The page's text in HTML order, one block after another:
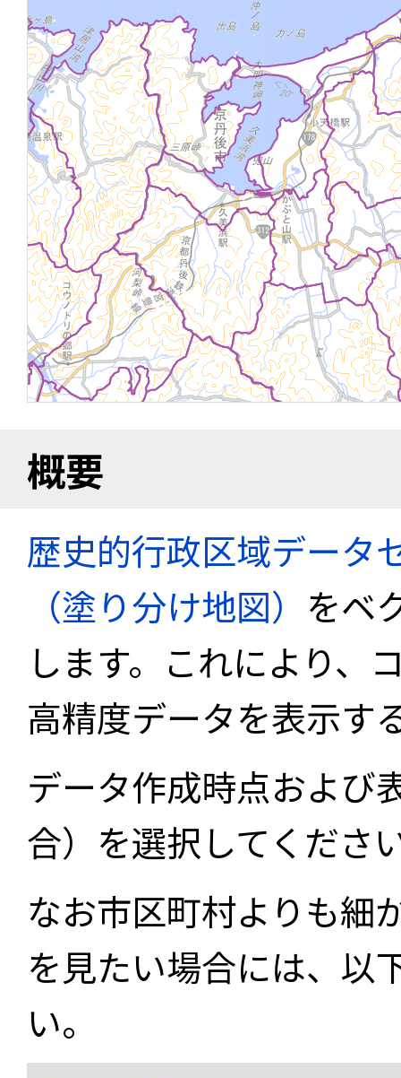
概要
歴史的行政区域データ
（塗り分け地図） をベ
します。これにより、
高精度データを表示す
データ作成時点および
合）を選択してくださ
なお市区町村よりも細
を見たい場合には、以
い。